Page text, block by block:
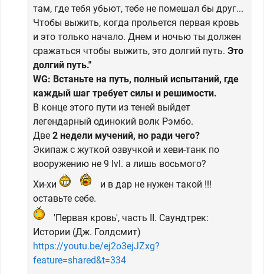
там, где тебя убьют, тебе не помешал бы друг...
Чтобы выжить, когда прольется первая кровь
и это только начало. Днем и ночью ты должен
сражаться чтобы выжить, это долгий путь. Это
долгий путь."
WG: Встаньте на путь, полный испытаний, где
каждый шаг требует силы и решимости.
В конце этого пути из теней выйдет
легендарный одинокий волк Рэмбо.
Две 2 недели мучений, но ради чего?
Экипаж с жуткой озвучкой и хеви-танк по
вооружению не 9 lvl. а лишь восьмого?
Хи-хи
и в дар не нужен такой !!!
оставьте себе.
'Первая кровь', часть II. Саундтрек:
Истории (Дж. Голдсмит)
https://youtu.be/ej2o3ejJZxg?
feature=shared&t=334